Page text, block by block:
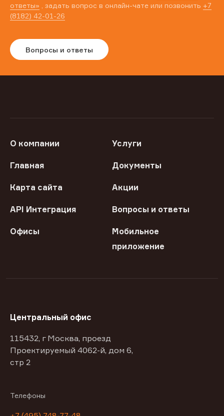
ответы» , задать вопрос в онлайн-чате или позвонить +7
(8182) 42-01-26
Вопросы и ответы
О компании Услуги
Главная Документы
Карта сайта Акции
API Интеграция Вопросы и ответы
Офисы
Мобильное
приложение
Центральный офис
115432, г Москва, проезд
Проектируемый 4062-й, дом 6,
стр 2
Телефоны